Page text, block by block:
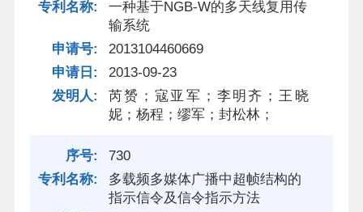
一种基于NGB-W的多天线复用传
输系统
2013104460669
2013-09-23
芮赟；寇亚军；李明齐；王晓
妮；杨程；缪军；封松林；
730
多载频多媒体广播中超帧结构的
指示信令及信令指示方法